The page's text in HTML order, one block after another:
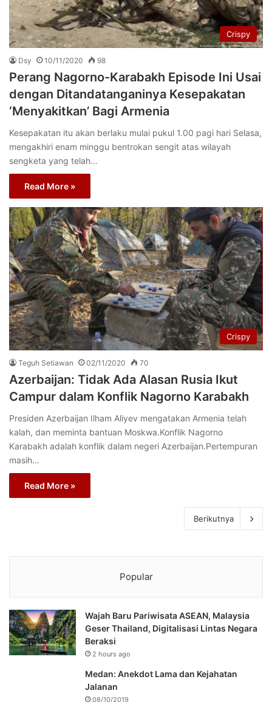
Crispy
Dsy 10/11/2020 98
Perang Nagorno-Karabakh Episode Ini Usai
dengan Ditandatanganinya Kesepakatan
‘Menyakitkan’ Bagi Armenia
Kesepakatan itu akan berlaku mulai pukul 1.00 pagi hari Selasa,
mengakhiri enam minggu bentrokan sengit atas wilayah
sengketa yang telah…
Read More »
Crispy
Teguh Setiawan 02/11/2020 70
Azerbaijan: Tidak Ada Alasan Rusia Ikut
Campur dalam Konflik Nagorno Karabakh
Presiden Azerbaijan Ilham Aliyev mengatakan Armenia telah
kalah, dan meminta bantuan Moskwa.Konflik Nagorno
Karabakh adalah konflik dalam negeri Azerbaijan.Pertempuran
masih…
Read More »
Berikutnya
Popular
Wajah Baru Pariwisata ASEAN, Malaysia
Geser Thailand, Digitalisasi Lintas Negara
Beraksi
2 hours ago
Medan: Anekdot Lama dan Kejahatan
Jalanan
08/10/2019